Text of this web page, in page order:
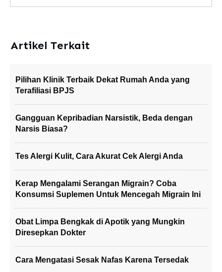
Artikel Terkait
Pilihan Klinik Terbaik Dekat Rumah Anda yang
Terafiliasi BPJS
Gangguan Kepribadian Narsistik, Beda dengan
Narsis Biasa?
Tes Alergi Kulit, Cara Akurat Cek Alergi Anda
Kerap Mengalami Serangan Migrain? Coba
Konsumsi Suplemen Untuk Mencegah Migrain Ini
Obat Limpa Bengkak di Apotik yang Mungkin
Diresepkan Dokter
Cara Mengatasi Sesak Nafas Karena Tersedak